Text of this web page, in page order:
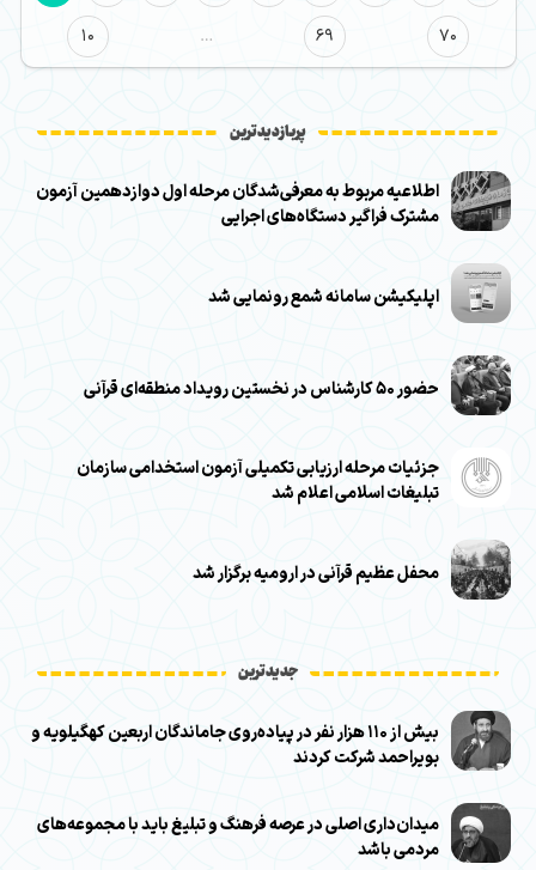
10
… 69 70
پربازدیدترین
اطلاعیه مربوط به معرفی‌شدگان مرحله اول دوازدهمین آزمون
مشترک فراگیر دستگاه‌های اجرایی
اپلیکیشن سامانه شمع رونمایی شد
حضور ۵۰ کارشناس در نخستین رویداد منطقه‌ای قرآنی
جزئیات مرحله ارزیابی تکمیلی آزمون استخدامی سازمان
تبلیغات اسلامی اعلام شد
محفل عظیم قرآنی در ارومیه برگزار شد
جدیدترین
بیش از ۱۱۰ هزار نفر در پیاده‌روی جاماندگان اربعین کهگیلویه و
بویراحمد شرکت کردند
میدان‌داری اصلی در عرصه فرهنگ و تبلیغ باید با مجموعه‌های
مردمی باشد